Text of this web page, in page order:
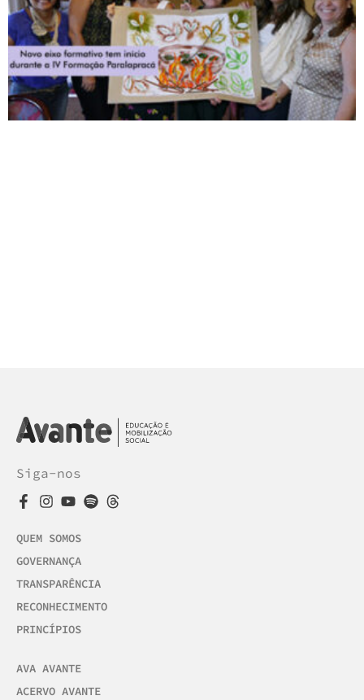
Siga-nos
QUEM SOMOS
GOVERNANÇA
TRANSPARÊNCIA
RECONHECIMENTO
PRINCÍPIOS
AVA AVANTE
ACERVO AVANTE